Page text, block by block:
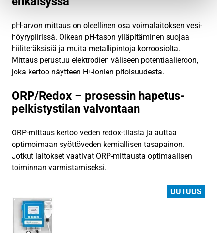
pH-arvon mittaus on oleellinen osa voimalaitoksen vesi-
höyrypiirissä. Oikean pH-tason ylläpitäminen suojaa
hiiliteräksisiä ja muita metallipintoja korroosiolta.
Mittaus perustuu elektrodien väliseen potentiaalieroon,
joka kertoo näytteen H⁺-ionien pitoisuudesta.
ORP/Redox – prosessin hapetus-
pelkistystilan valvontaan
ORP-mittaus kertoo veden redox-tilasta ja auttaa
optimoimaan syöttöveden kemiallisen tasapainon.
Jotkut laitokset vaativat ORP-mittausta optimaalisen
toiminnan varmistamiseksi.
UUTUUS